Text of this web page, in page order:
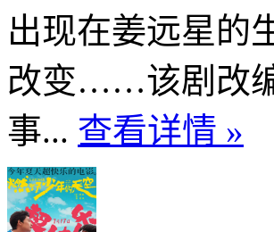
出现在姜远星的
改变……该剧改
事... 查看详情 »